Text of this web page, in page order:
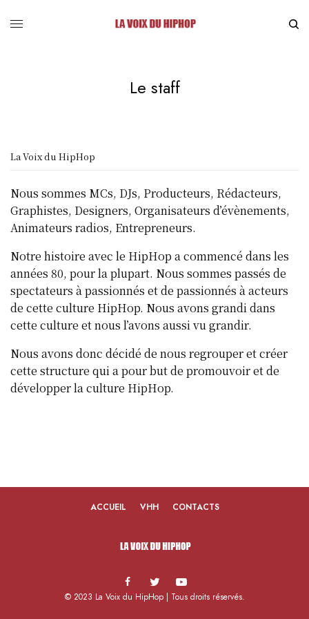
Le staff
La Voix du HipHop
Nous sommes MCs, DJs, Producteurs, Rédacteurs,
Graphistes, Designers, Organisateurs d’évènements,
Animateurs radios, Entrepreneurs.
Notre histoire avec le HipHop a commencé dans les
années 80, pour la plupart. Nous sommes passés de
spectateurs à passionnés et de passionnés à acteurs
de cette culture HipHop. Nous avons grandi dans
cette culture et nous l’avons aussi vu grandir.
Nous avons donc décidé de nous regrouper et créer
cette structure qui a pour but de promouvoir et de
développer la culture HipHop.
ACCUEIL VHH CONTACTS
© 2023 La Voix du HipHop | Tous droits réservés.